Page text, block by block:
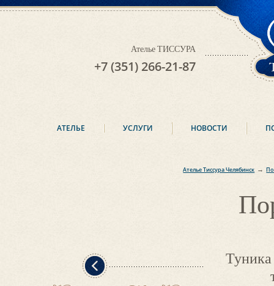
Ателье Тиссура Челябинск →
Ателье ТИССУРА
+7 (351) 266-21-87
АТЕЛЬЕ УСЛУГИ НОВОСТИ